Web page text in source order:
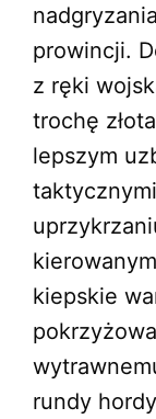
prowincji.
z ręki
trochę
lepszym
kiepskie
rundy